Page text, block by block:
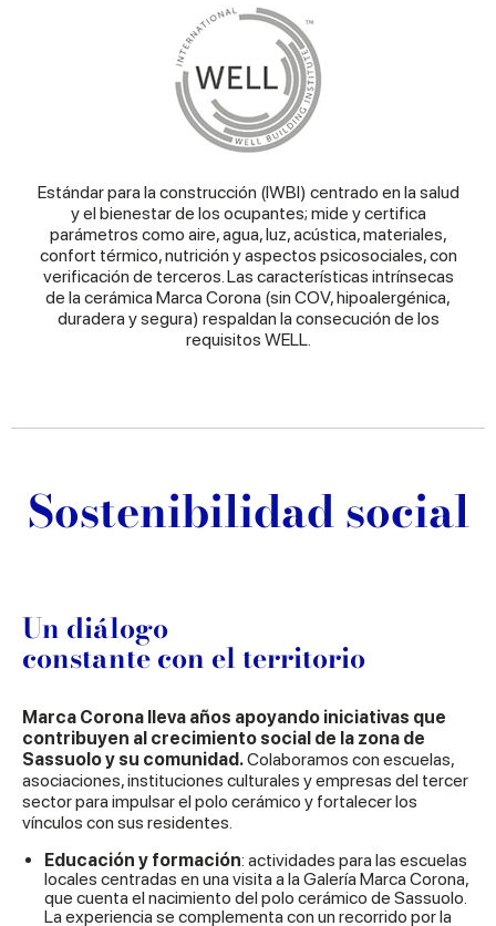
Estándar para la construcción (IWBI) centrado en la salud
y el bienestar de los ocupantes; mide y certifica
parámetros como aire, agua, luz, acústica, materiales,
confort térmico, nutrición y aspectos psicosociales, con
verificación de terceros. Las características intrínsecas
de la cerámica Marca Corona (sin COV, hipoalergénica,
duradera y segura) respaldan la consecución de los
requisitos WELL.
Sostenibilidad social
Un diálogo
constante con el territorio
Marca Corona lleva años apoyando iniciativas que
contribuyen al crecimiento social de la zona de
Sassuolo y su comunidad.Colaboramos con escuelas,
asociaciones, instituciones culturales y empresas del tercer
sector para impulsar el polo cerámico y fortalecer los
vínculos con sus residentes.
Educación y formación: actividades para las escuelas
locales centradas en una visita a la Galería Marca Corona,
que cuenta el nacimiento del polo cerámico de Sassuolo.
La experiencia se complementa con un recorrido por la